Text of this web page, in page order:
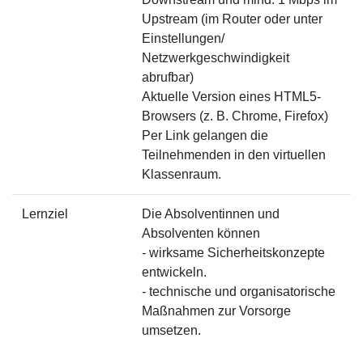
Upstream (im Router oder unter
Einstellungen/
Netzwerkgeschwindigkeit
abrufbar)
Aktuelle Version eines HTML5-
Browsers (z. B. Chrome, Firefox)
Per Link gelangen die
Teilnehmenden in den virtuellen
Klassenraum.
Lernziel
Die Absolventinnen und
Absolventen können
- wirksame Sicherheitskonzepte
entwickeln.
- technische und organisatorische
Maßnahmen zur Vorsorge
umsetzen.